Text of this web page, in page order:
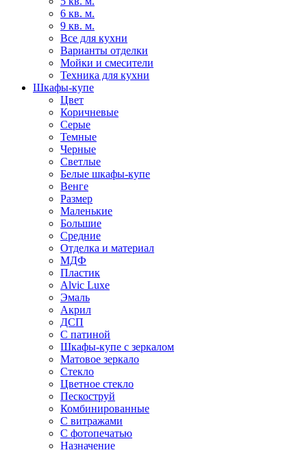
6 кв. м.
9 кв. м.
Все для кухни
Варианты отделки
Мойки и смесители
Техника для кухни
Шкафы-купе
Цвет
Коричневые
Серые
Темные
Черные
Светлые
Белые шкафы-купе
Венге
Размер
Маленькие
Большие
Средние
Отделка и материал
МДФ
Пластик
Alvic Luxe
Эмаль
Акрил
ДСП
С патиной
Шкафы-купе с зеркалом
Матовое зеркало
Стекло
Цветное стекло
Пескоструй
Комбинированные
С витражами
С фотопечатью
Назначение